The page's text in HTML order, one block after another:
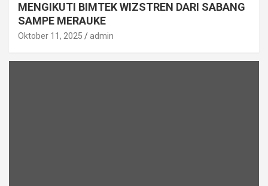
MENGIKUTI BIMTEK WIZSTREN DARI SABANG
SAMPE MERAUKE
Oktober 11, 2025 admin